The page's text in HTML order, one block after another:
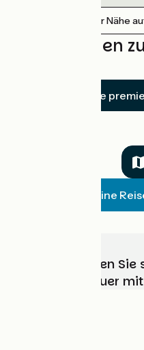
Bahnhöfe in der Nähe
Bewertungen
Soyez le
Meine
Wählen, bereiten
Ihr Radabenteuer